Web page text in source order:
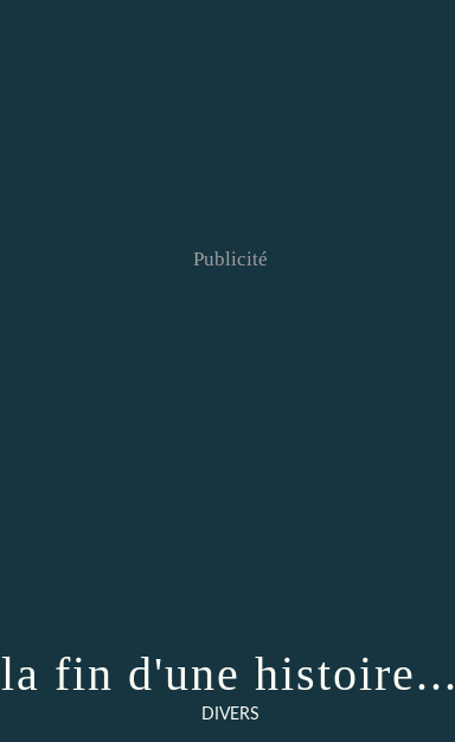
Publicité
la fin d'une histoire...
DIVERS